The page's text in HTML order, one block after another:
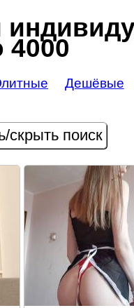
4000
Дешёвые
скрыть поиск